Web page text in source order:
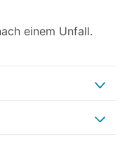
einem Unfall.